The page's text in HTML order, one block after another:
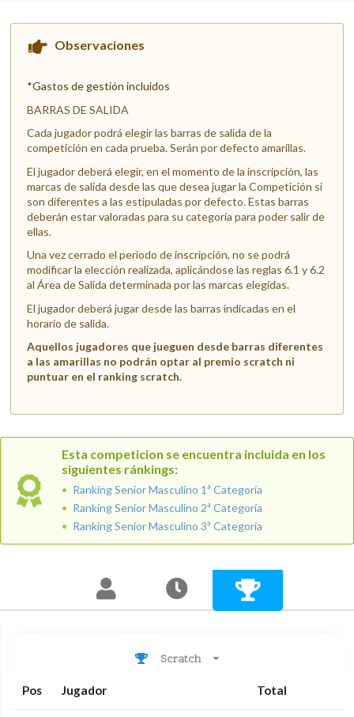
Observaciones
*Gastos de gestión incluidos
BARRAS DE SALIDA
Cada jugador podrá elegir las barras de salida de la
competición en cada prueba. Serán por defecto amarillas.
El jugador deberá elegir, en el momento de la inscripción, las
marcas de salida desde las que desea jugar la Competición si
son diferentes a las estipuladas por defecto. Estas barras
deberán estar valoradas para su categoría para poder salir de
ellas.
Una vez cerrado el periodo de inscripción, no se podrá
modificar la elección realizada, aplicándose las reglas 6.1 y 6.2
al Área de Salida determinada por las marcas elegidas.
El jugador deberá jugar desde las barras indicadas en el
horario de salida.
Aquellos jugadores que jueguen desde barras diferentes
a las amarillas no podrán optar al premio scratch ni
puntuar en el ranking scratch.
Esta competicion se encuentra incluida en los
siguientes ránkings:
Ranking Senior Masculino 1ª Categoría
Ranking Senior Masculino 2ª Categoría
Ranking Senior Masculino 3ª Categoría
Scratch
Pos Jugador Total